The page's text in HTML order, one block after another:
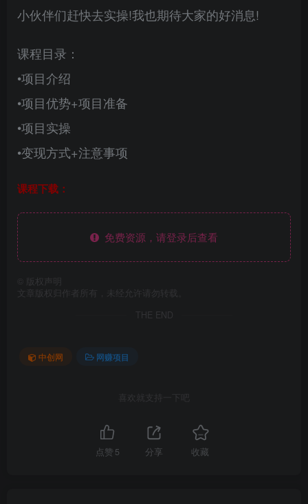
小伙伴们赶快去实操!我也期待大家的好消息!
课程目录：
•项目介绍
•项目优势+项目准备
•项目实操
•变现方式+注意事项
课程下载：
免费资源，请登录后查看
版权声明
文章版权归作者所有，未经允许请勿转载。
THE END
中创网 网赚项目
喜欢就支持一下吧
点赞 5 分享 收藏